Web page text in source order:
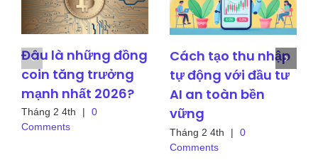
Đâu là những đồng
coin tăng trưởng
mạnh nhất 2026?
Tháng 2 4th |
0
Comments
Cách tạo thu nhập
tự động với đầu tư
AI an toàn bền
vững
Tháng 2 4th |
0
Comments